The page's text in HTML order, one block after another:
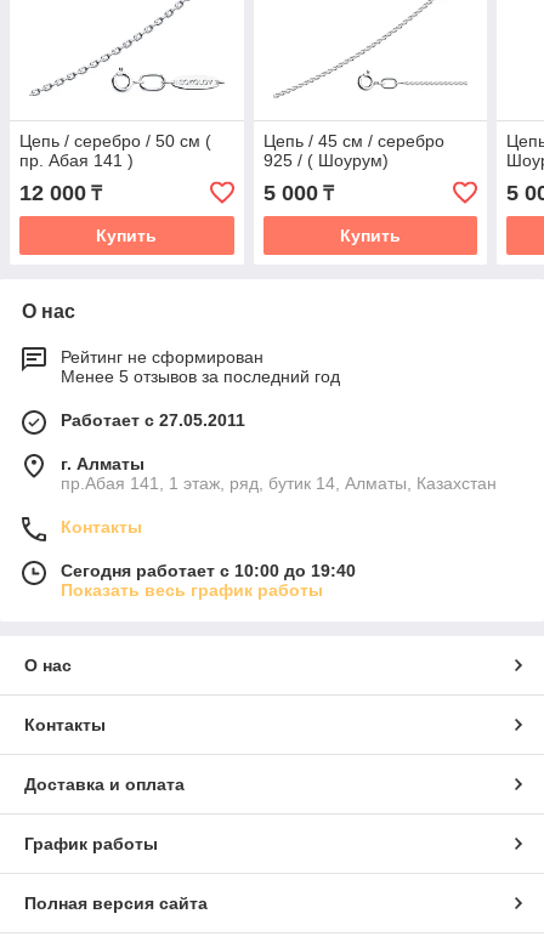
Цепь / серебро / 50 см (
пр. Абая 141 )
12 000 ₸
Купить
Цепь / 45 см / серебро
925 / ( Шоурум)
5 000₸
Купить
5
О нас
Рейтинг не сформирован
Менее 5 отзывов за последний год
Работает с 27.05.2011
г. Алматы
пр.Абая 141, 1 этаж, ряд, бутик 14, Алматы, Казахстан
Контакты
Сегодня работает с 10:00 до 19:40
Показать весь график работы
О нас
Контакты
Доставка и оплата
График работы
Полная версия сайта